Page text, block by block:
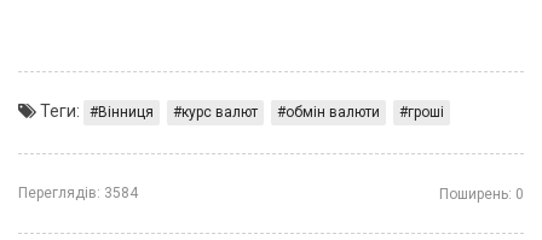
Теги: Вінниця курс валют обмін валюти гроші
Переглядів: 3584 Поширень: 0